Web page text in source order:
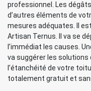
professionnel. Les
d’autres éléments de
mesures adéquates. Il
Artisan Ternus. Il va se
l’immédiat les causes.
va suggérer les
l’étanchéité de votre
totalement gratuit et